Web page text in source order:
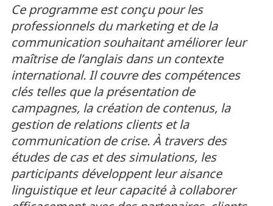
Ce programme est conçu pour les
professionnels du marketing et de la
communication souhaitant améliorer leur
maîtrise de l’anglais dans un contexte
international. Il couvre des compétences
clés telles que la présentation de
campagnes, la création de contenus, la
gestion de relations clients et la
communication de crise. À travers des
études de cas et des simulations, les
participants développent leur aisance
linguistique et leur capacité à collaborer